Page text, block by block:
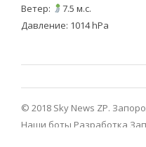
Ветер:
7.5 м.с.
Давление: 1014 hPa
© 2018 Sky News ZP.
Наши боты Разработка